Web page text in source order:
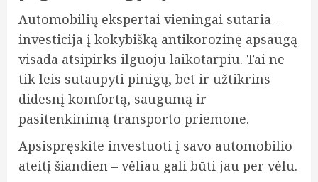
Automobilių ekspertai vieningai sutaria –
investicija į kokybišką antikorozinę apsaugą
visada atsipirks ilguoju laikotarpiu. Tai ne
tik leis sutaupyti pinigų, bet ir užtikrins
didesnį komfortą, saugumą ir
pasitenkinimą transporto priemone.
Apsispręskite investuoti į savo automobilio
ateitį šiandien – vėliau gali būti jau per vėlu.